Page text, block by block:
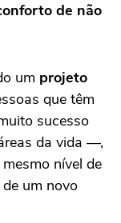
de não
um projeto
que têm
sucesso
da vida —,
nível de
um novo